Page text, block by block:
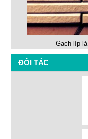
Gạch líp
ĐỐI TÁC